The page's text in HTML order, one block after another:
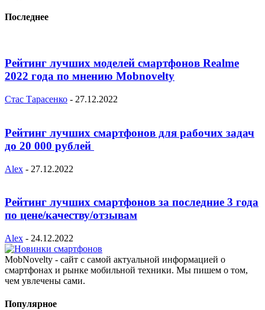
Последнее
Рейтинг лучших моделей смартфонов Realme
2022 года по мнению Mobnovelty
Стас Тарасенко - 27.12.2022
Рейтинг лучших смартфонов для рабочих задач
до 20 000 рублей
Alex - 27.12.2022
Рейтинг лучших смартфонов за последние 3 года
по цене/качеству/отзывам
Alex - 24.12.2022
MobNovelty - сайт с самой актуальной информацией о
смартфонах и рынке мобильной техники. Мы пишем о том,
чем увлечены сами.
Популярное